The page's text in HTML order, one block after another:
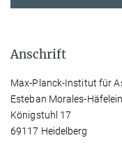
Anschrift
Max-Planck-Institut für
Esteban Morales-Häfelein
Königstuhl 17
69117 Heidelberg